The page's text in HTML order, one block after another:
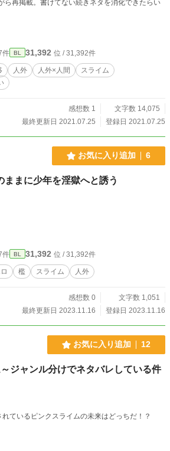
ら再掲載。書けてない続きネタを消化できたらい
件 BL 31,392 位 / 31,392件
人外 人外×人間
スライム
感想数 1
文字数 14,075
最終更新日 2021.07.25
登録日 2021.07.25
お気に入り追加 6
ままに少年を淫獄へと誘う
件 BL 31,392 位 / 31,392件
檻 スライム 人外
感想数 0
文字数 1,051
最終更新日 2023.11.16
登録日 2023.11.16
お気に入り追加 12
ジャンル分けでネタバレしている件
ているピンクスライムの未来はどっちだ！？